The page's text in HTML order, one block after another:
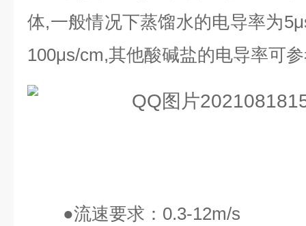
体,一般情况下蒸馏水的电导率为
100μs/cm,其他酸碱盐的电导率可
●流速要求： 0.3-12m/s